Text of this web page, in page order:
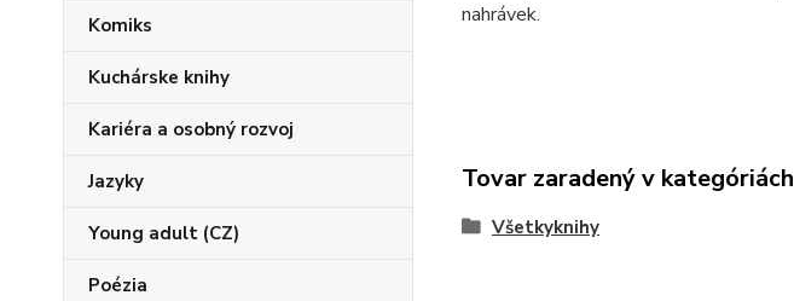
Komiks
Kuchárske knihy
Kariéra a osobný rozvoj
Jazyky
Young adult (CZ)
Poézia
nahrávek.
Tovar zaradený v kategóriách
Všetkyknihy